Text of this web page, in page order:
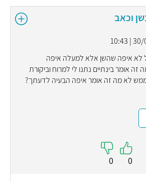
וכאב
30/
איפה שהשן אלא למעלה איפה
זה אומר בינתיים נתנו לי למרוח וביקורת
לא מה זה אומר איפה הבעיה לדעתך?
0
0